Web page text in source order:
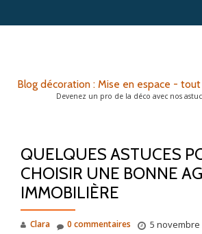
Blog décoration : Mise en espace -
Devenez un pro de la déco avec nos
QUELQUES ASTUCES
CHOISIR UNE BONNE
IMMOBILIÈRE
Clara 5 novembre
0 commentaires